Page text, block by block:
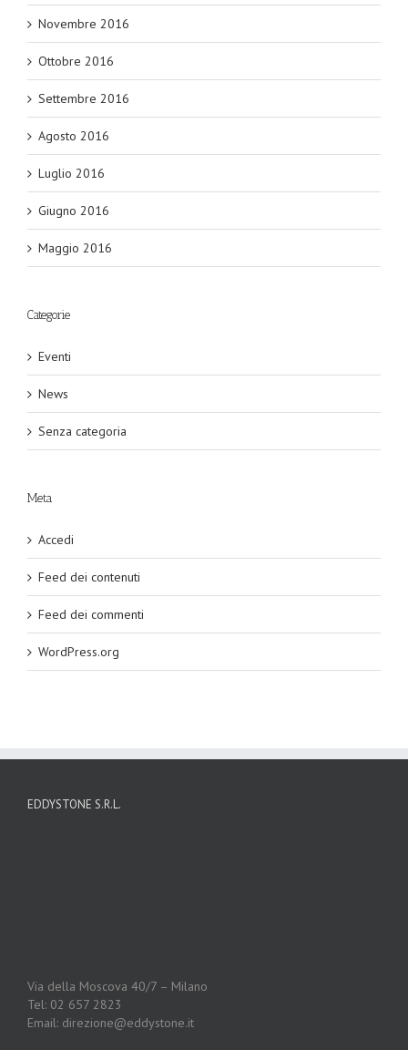
Novembre 2016
Ottobre 2016
Settembre 2016
Agosto 2016
Luglio 2016
Giugno 2016
Maggio 2016
Categorie
Eventi
News
Senza categoria
Meta
Accedi
Feed dei contenuti
Feed dei commenti
WordPress.org
EDDYSTONE S.R.L.
Via della Moscova 40/7 – Milano
Tel: 02 657 2823
Email: direzione@eddystone.it